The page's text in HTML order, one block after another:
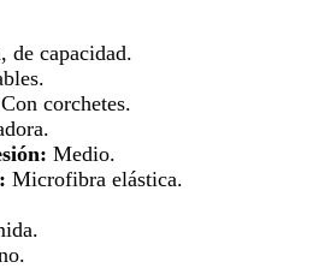
de capacidad.
Con corchetes.
Medio.
Microfibra elástica.